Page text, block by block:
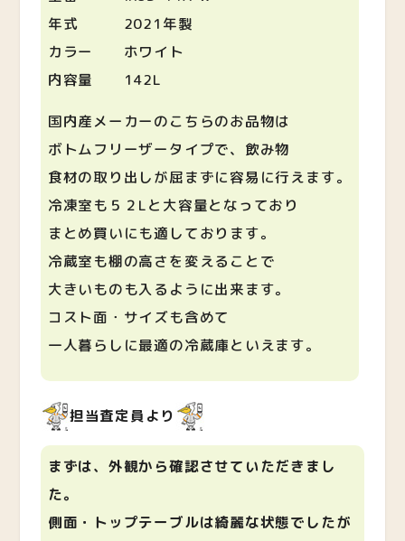
年式 2021年製
カラー ホワイト
内容量 142L
国内産メーカーのこちらのお品物は
ボトムフリーザータイプで、飲み物
食材の取り出しが屈まずに容易に行えます。
冷凍室も５２Lと大容量となっており
まとめ買いにも適しております。
冷蔵室も棚の高さを変えることで
大きいものも入るように出来ます。
コスト面・サイズも含めて
一人暮らしに最適の冷蔵庫といえます。
担当査定員より
まずは、外観から確認させていただきまし
た。
側面・トップテーブルは綺麗な状態でしたが